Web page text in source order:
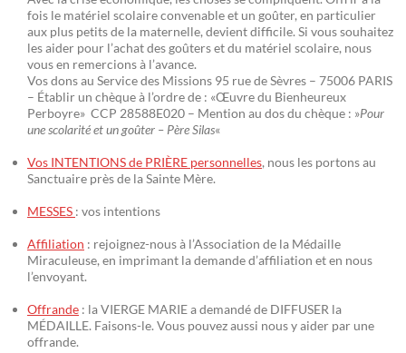
fois le matériel scolaire convenable et un goûter, en particulier
aux plus petits de la maternelle, devient difficile. Si vous souhaitez
les aider pour l’achat des goûters et du matériel scolaire, nous
vous en remercions à l’avance.
Vos dons au Service des Missions 95 rue de Sèvres – 75006 PARIS
– Établir un chèque à l’ordre de : «Œuvre du Bienheureux
Perboyre» CCP 28588E020 – Mention au dos du chèque : »Pour
une scolarité et un goûter – Père Silas«
Vos INTENTIONS de PRIÈRE personnelles, nous les portons au
Sanctuaire près de la Sainte Mère.
MESSES : vos intentions
Affiliation : rejoignez-nous à l’Association de la Médaille
Miraculeuse, en imprimant la demande d’affiliation et en nous
l’envoyant.
Offrande : la VIERGE MARIE a demandé de DIFFUSER la
MÉDAILLE. Faisons-le. Vous pouvez aussi nous y aider par une
offrande.